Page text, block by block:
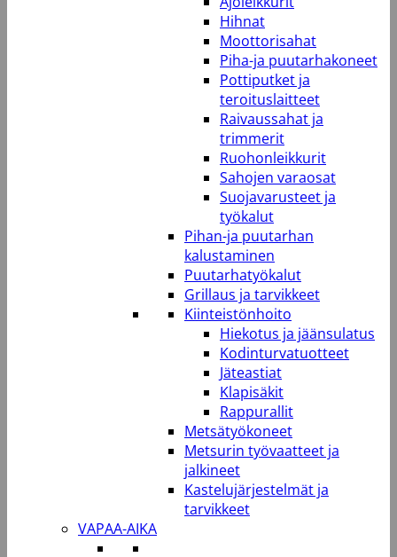
Hihnat
Moottorisahat
Piha-ja puutarhakoneet
Pottiputket ja
teroituslaitteet
Raivaussahat ja
trimmerit
Ruohonleikkurit
Sahojen varaosat
Suojavarusteet ja
työkalut
Pihan-ja puutarhan
kalustaminen
Puutarhatyökalut
Grillaus ja tarvikkeet
Kiinteistönhoito
Hiekotus ja jäänsulatus
Kodinturvatuotteet
Jäteastiat
Klapisäkit
Rappurallit
Metsätyökoneet
Metsurin työvaatteet ja
jalkineet
Kastelujärjestelmät ja
tarvikkeet
VAPAA-AIKA